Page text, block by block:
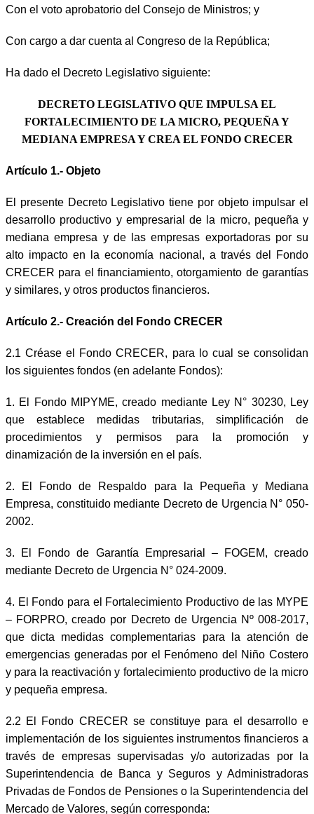
Con el voto aprobatorio del Consejo de Ministros; y
Con cargo a dar cuenta al Congreso de la República;
Ha dado el Decreto Legislativo siguiente:
DECRETO LEGISLATIVO QUE IMPULSA EL
FORTALECIMIENTO DE LA MICRO, PEQUEÑA Y
MEDIANA EMPRESA Y CREA EL FONDO CRECER
Artículo 1.- Objeto
El presente Decreto Legislativo tiene por objeto impulsar el
desarrollo productivo y empresarial de la micro, pequeña y
mediana empresa y de las empresas exportadoras por su
alto impacto en la economía nacional, a través del Fondo
CRECER para el financiamiento, otorgamiento de garantías
y similares, y otros productos financieros.
Artículo 2.- Creación del Fondo CRECER
2.1 Créase el Fondo CRECER, para lo cual se consolidan
los siguientes fondos (en adelante Fondos):
1. El Fondo MIPYME, creado mediante Ley N° 30230, Ley
que establece medidas tributarias, simplificación de
procedimientos y permisos para la promoción y
dinamización de la inversión en el país.
2. El Fondo de Respaldo para la Pequeña y Mediana
Empresa, constituido mediante Decreto de Urgencia N° 050-
2002.
3. El Fondo de Garantía Empresarial – FOGEM, creado
mediante Decreto de Urgencia N° 024-2009.
4. El Fondo para el Fortalecimiento Productivo de las MYPE
– FORPRO, creado por Decreto de Urgencia Nº 008-2017,
que dicta medidas complementarias para la atención de
emergencias generadas por el Fenómeno del Niño Costero
y para la reactivación y fortalecimiento productivo de la micro
y pequeña empresa.
2.2 El Fondo CRECER se constituye para el desarrollo e
implementación de los siguientes instrumentos financieros a
través de empresas supervisadas y/o autorizadas por la
Superintendencia de Banca y Seguros y Administradoras
Privadas de Fondos de Pensiones o la Superintendencia del
Mercado de Valores, según corresponda: